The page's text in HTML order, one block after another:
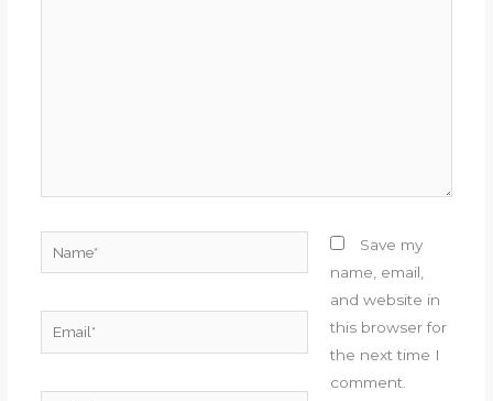
Email*
Save my
name, email,
and website in
this browser for
the next time I
comment.